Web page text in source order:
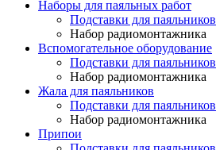
Наборы для паяльных работ
Подставки для паяльников
Набор радиомонтажника
Вспомогательное оборудование
Подставки для паяльников
Набор радиомонтажника
Жала для паяльников
Подставки для паяльников
Набор радиомонтажника
Припои